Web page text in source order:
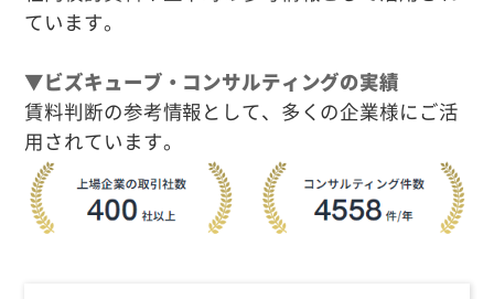
ています。
▼ビズキューブ・コンサルティングの実績
賃料判断の参考情報として、多くの企業様にご活
用されています。